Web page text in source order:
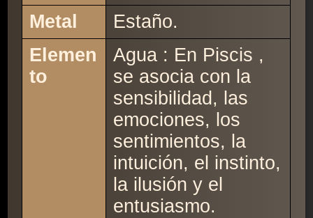
Metal
Estaño.
Elemen
to
Agua : En Piscis ,
se asocia con la
sensibilidad, las
emociones, los
sentimientos, la
intuición, el instinto,
la ilusión y el
entusiasmo.